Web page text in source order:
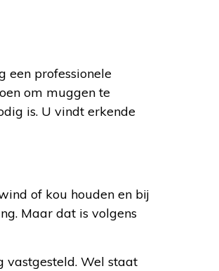
een professionele
om muggen te
is. U vindt erkende
of kou houden en bij
Maar dat is volgens
vastgesteld. Wel staat